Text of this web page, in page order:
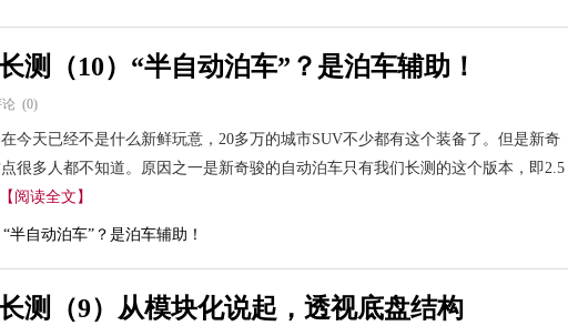
测（10）“半自动泊车”？是泊车辅助！
(0)
今天已经不是什么新鲜玩意，20多万的城市SUV不少都有这个装备了。但是新奇
很多人都不知道。原因之一是新奇骏的自动泊车只有我们长测的这个版本，即2.5
【阅读全文】
测（9）从模块化说起，透视底盘结构